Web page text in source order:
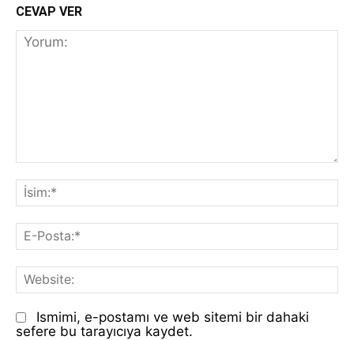
CEVAP VER
Yorum:
E-
Ismimi, e-postamı ve web sitemi bir dahaki
sefere bu tarayıcıya kaydet.